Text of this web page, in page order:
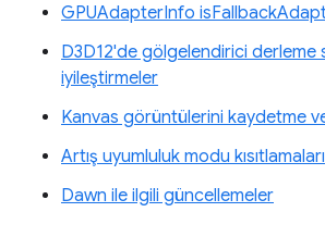
GPUAdapterInfo
D3D12'de gölgelendirici derleme
iyileştirmeler
Kanvas görüntülerini kaydetme
Artış uyumluluk modu kısıtlamaları
Dawn ile ilgili güncellemeler